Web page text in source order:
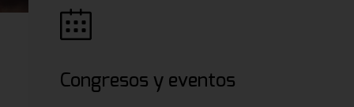
Congresos y eventos